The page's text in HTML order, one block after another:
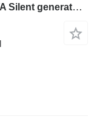
Caterpillar C 13 Leroy Somer 400 kVA Silent generatorset